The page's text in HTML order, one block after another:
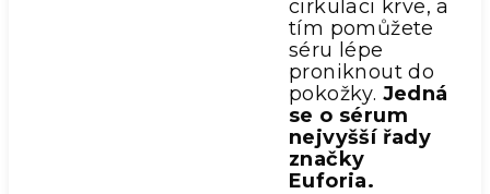
cirkulaci krve, a
tím pomůžete
séru lépe
proniknout do
pokožky. Jedná
se o sérum
nejvyšší řady
značky
Euforia.